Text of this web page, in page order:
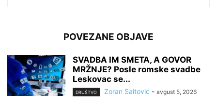
POVEZANE OBJAVE
SVADBA IM SMETA, A GOVOR
MRŽNJE? Posle romske svadbe
Leskovac se...
DRUŠTVO Zoran Saitović - avgust 5, 2026